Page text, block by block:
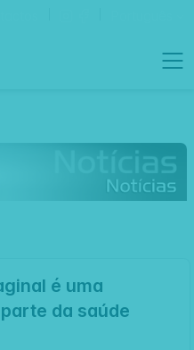
é uma
da saúde